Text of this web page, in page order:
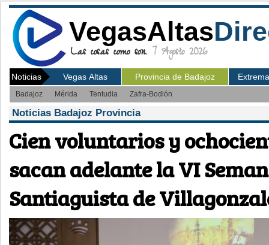
VegasAltas
Las cosas como son. 7 Agosto 2026
Noticias Vegas Altas Provincia de Badajoz
Badajoz Mérida Tentudia Zafra-Bodión
Noticias Badajoz Provincia
Cien voluntarios y
sacan adelante la VI
Santiaguista de